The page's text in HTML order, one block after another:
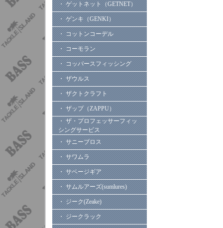
・ ゲットネット（GETNET）
・ ゲンキ（GENKI）
・ コットンコーデル
・ コーモラン
・ コッパースフィッシング
・ ザウルス
・ ザクトクラフト
・ ザップ（ZAPPU）
・ ザ・プロフェッサーフィッ
シングサービス
・ サニーブロス
・ サワムラ
・ サベージギア
・ サムルアーズ(sumlures)
・ ジーク(Zeake)
・ ジークラック